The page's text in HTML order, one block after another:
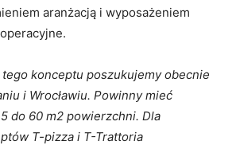
aranżacją i wyposażeniem
konceptu poszukujemy obecnie
i Wrocławiu. Powinny mieć
do 60 m2 powierzchni. Dla
T-pizza i T-Trattoria